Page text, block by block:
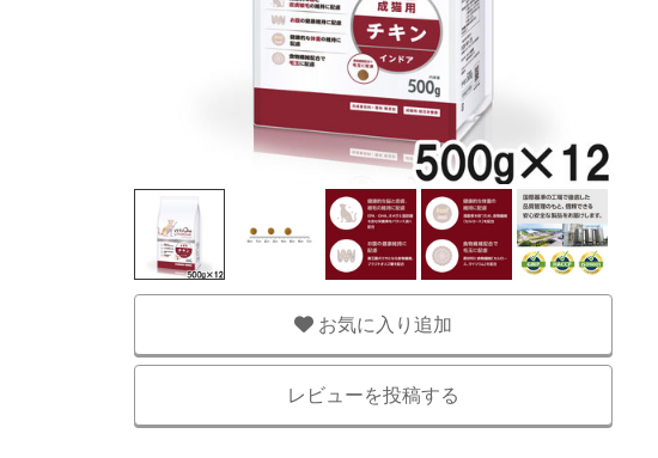
お気に入り追加
レビューを投稿する